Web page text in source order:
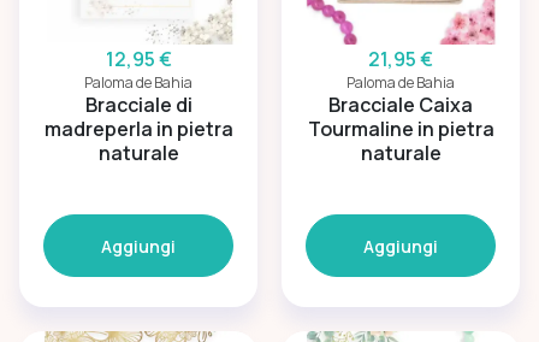
12,95 €
Paloma de Bahia
Bracciale di
madreperla in pietra
naturale
Aggiungi
21,95 €
Paloma de Bahia
Bracciale Caixa
Tourmaline in pietra
naturale
Aggiungi